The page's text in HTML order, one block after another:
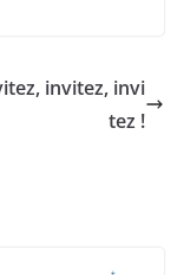
invitez, invi
tez !